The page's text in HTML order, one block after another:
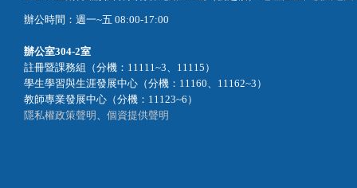
辦公時間：週一~五 08:00-17:00
辦公室304-2室
註冊暨課務組（分機：11111~3、11115）
學生學習與生涯發展中心（分機：11160、11162~3）
教師專業發展中心（分機：11123~6）
隱私權政策聲明
個資提供聲明